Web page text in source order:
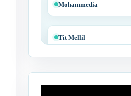
Mohammedia
Tit Mellil